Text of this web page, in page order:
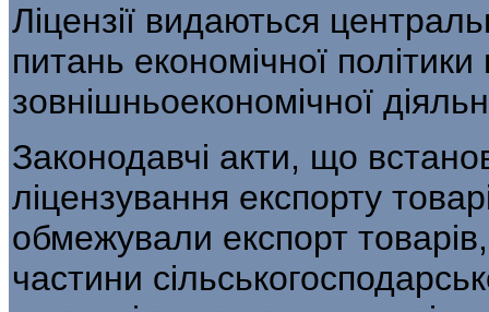
Ліцензії видаються
питань економічної політики
зовнішньоеко­номічної
Законодавчі акти, що
ліцензування експорту
обмежували експорт
частини